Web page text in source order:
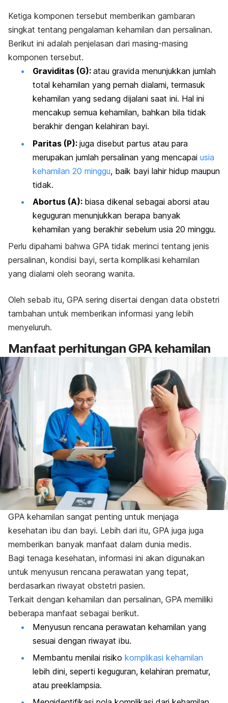
Ketiga komponen tersebut memberikan gambaran
singkat tentang pengalaman kehamilan dan persalinan.
Berikut ini adalah penjelasan dari masing-masing
komponen tersebut.
Graviditas (G): atau gravida menunjukkan jumlah
total kehamilan yang pernah dialami, termasuk
kehamilan yang sedang dijalani saat ini. Hal ini
mencakup semua kehamilan, bahkan bila tidak
berakhir dengan kelahiran bayi.
Paritas (P): juga disebut partus atau para
merupakan jumlah persalinan yang mencapai usia
kehamilan 20 minggu, baik bayi lahir hidup maupun
tidak.
Abortus (A): biasa dikenal sebagai aborsi atau
keguguran menunjukkan berapa banyak
kehamilan yang berakhir sebelum usia 20 minggu.
Perlu dipahami bahwa GPA tidak merinci tentang jenis
persalinan, kondisi bayi, serta komplikasi kehamilan
yang dialami oleh seorang wanita.
Oleh sebab itu, GPA sering disertai dengan data obstetri
tambahan untuk memberikan informasi yang lebih
menyeluruh.
Manfaat perhitungan GPA kehamilan
GPA kehamilan sangat penting untuk menjaga
kesehatan ibu dan bayi. Lebih dari itu, GPA juga juga
memberikan banyak manfaat dalam dunia medis.
Bagi tenaga kesehatan, informasi ini akan digunakan
untuk menyusun rencana perawatan yang tepat,
berdasarkan riwayat obstetri pasien.
Terkait dengan kehamilan dan persalinan, GPA memiliki
beberapa manfaat sebagai berikut.
Menyusun rencana perawatan kehamilan yang
sesuai dengan riwayat ibu.
Membantu menilai risiko komplikasi kehamilan
lebih dini, seperti keguguran, kelahiran prematur,
atau preeklampsia.